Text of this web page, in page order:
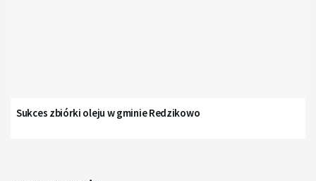
Sukces zbiórki oleju w gminie Redzikowo